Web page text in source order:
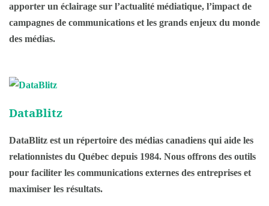
apporter un éclairage sur l’actualité médiatique, l’impact de
campagnes de communications et les grands enjeux du monde
des médias.
DataBlitz
DataBlitz est un répertoire des médias canadiens qui aide les
relationnistes du Québec depuis 1984. Nous offrons des outils
pour faciliter les communications externes des entreprises et
maximiser les résultats.